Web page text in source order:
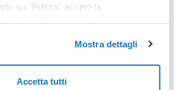
su "Rifiuta" accetti la
soli cookie necessari.
Mostra dettagli
Accetta tutti
AI", ma "quali fondamenta":
governance
dell'Intelligenza Artificiale
dominato da una singola domanda:
AI Act: cosa cambia il 2